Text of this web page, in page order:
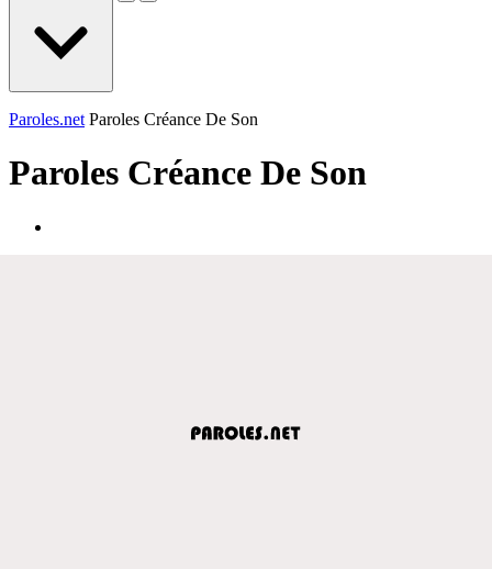
Paroles.net Paroles Créance De Son
Paroles Créance De Son